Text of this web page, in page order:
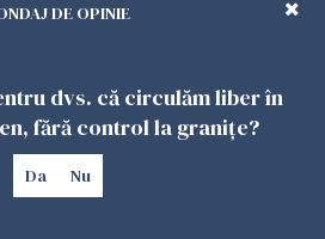
Iată obiceiurile
pus pe români în situații
DE OPINIE
dvs. că circulăm liber în
fără control la granițe?
Da Nu